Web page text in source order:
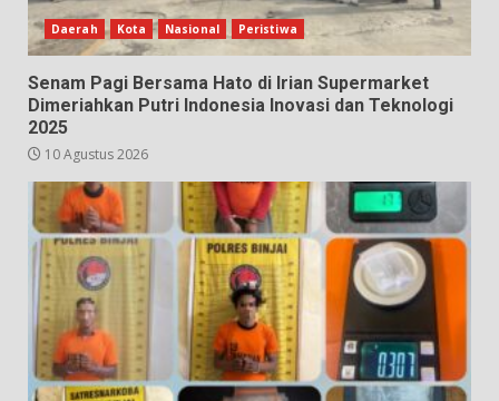
Daerah Kota Nasional Peristiwa
Senam Pagi Bersama Hato di Irian Supermarket
Dimeriahkan Putri Indonesia Inovasi dan Teknologi
2025
10 Agustus 2026